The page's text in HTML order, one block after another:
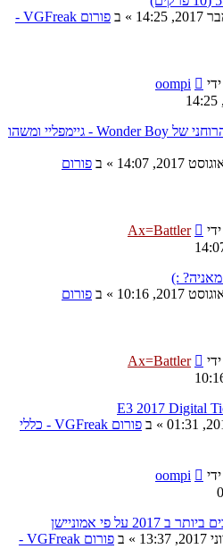
» ב
פורום VGFreak -
oompi
Monster Boy - ההמשך הרוחני של Wonder Boy - גיימפליי ומשהו
» ב פורום
Ax=Battler
:)
» ב פורום
Ax=Battler
E3 2017 Digital
» ב פורום VGFreak - כללי
oompi
על פי אמוניישן
» ב
פורום VGFreak -